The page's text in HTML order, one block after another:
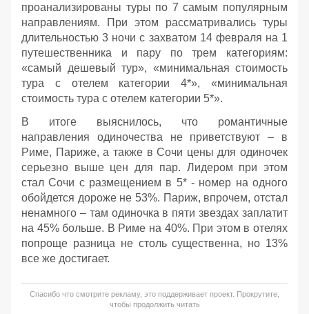
проанализированы туры по 7 самым популярным
направлениям. При этом рассматривались туры
длительностью 3 ночи с захватом 14 февраля на 1
путешественника и пару по трем категориям:
«самый дешевый тур», «минимальная стоимость
тура с отелем категории 4*», «минимальная
стоимость тура с отелем категории 5*».
В итоге выяснилось, что романтичные
направления одиночества не приветствуют – в
Риме, Париже, а также в Сочи цены для одиночек
серьезно выше цен для пар. Лидером при этом
стал Сочи с размещением в 5* - номер на одного
обойдется дороже не 53%. Париж, впрочем, отстал
ненамного – там одиночка в пяти звездах заплатит
на 45% больше. В Риме на 40%. При этом в отелях
попроще разница не столь существенна, но 13%
все же достигает.
Спасибо что смотрите рекламу, это поддерживает проект. Прокрутите,
чтобы продолжить читать